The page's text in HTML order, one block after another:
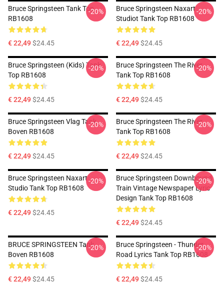
Bruce Springsteen Tank Top
RB1608
€ 22,49$24.45
-20%
Bruce Springsteen Naxart
Studiot Tank Top RB1608
€ 22,49$24.45
-20%
Bruce Springsteen (kids) Tank
Top RB1608
€ 22,49$24.45
-20%
Bruce Springsteen The River
Tank Top RB1608
€ 22,49$24.45
-20%
Bruce Springsteen Vlag Tank
Boven RB1608
€ 22,49$24.45
-20%
Bruce Springsteen The River
Tank Top RB1608
€ 22,49$24.45
-20%
Bruce Springsteen Naxart
Studio Tank Top RB1608
€ 22,49$24.45
-20%
Bruce Springsteen Downbound
Train Vintage Newspaper Lyric
Design Tank Top RB1608
€ 22,49$24.45
-20%
BRUCE SPRINGSTEEN Tank
Boven RB1608
€ 22,49$24.45
-20%
Bruce Springsteen - Thunder
Road Lyrics Tank Top RB1608
€ 22,49$24.45
-20%